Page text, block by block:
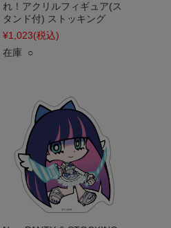
れ！アクリルフィギュア(ス
タンド付) ストッキング
¥1,023(税込)
在庫 ○